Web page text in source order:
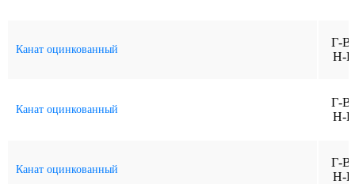
Канат оцинкованный
Г-
Н-
Канат оцинкованный
Г-
Н-
Канат оцинкованный
Г-
Н-